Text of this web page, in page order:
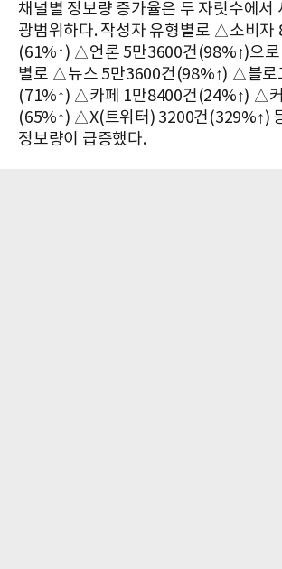
채널별 정보량 증가율은 두 자릿수에서
광범위하다. 작성자 유형별로 △소비자
(61%↑) △언론 5만3600건(98%↑)으로
별로 △뉴스 5만3600건(98%↑) △블로
(71%↑) △카페 1만8400건(24%↑) △
(65%↑) △X(트위터) 3200건(329%↑)
정보량이 급증했다.